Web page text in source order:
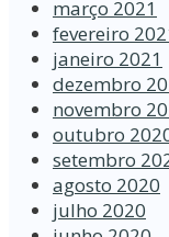
março 2021
fevereiro
janeiro 2021
dezembro
novembro
outubro
setembro
agosto 2020
julho 2020